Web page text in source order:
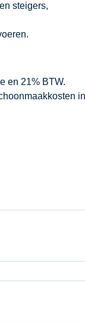
steigers,
en 21% BTW.
in